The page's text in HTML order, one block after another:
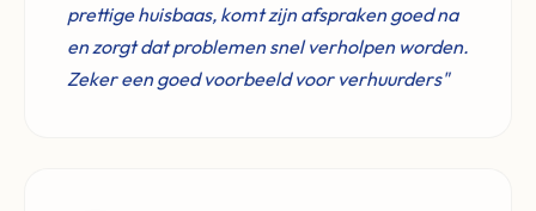
prettige huisbaas, komt zijn afspraken goed na
en zorgt dat problemen snel verholpen worden.
Zeker een goed voorbeeld voor verhuurders"